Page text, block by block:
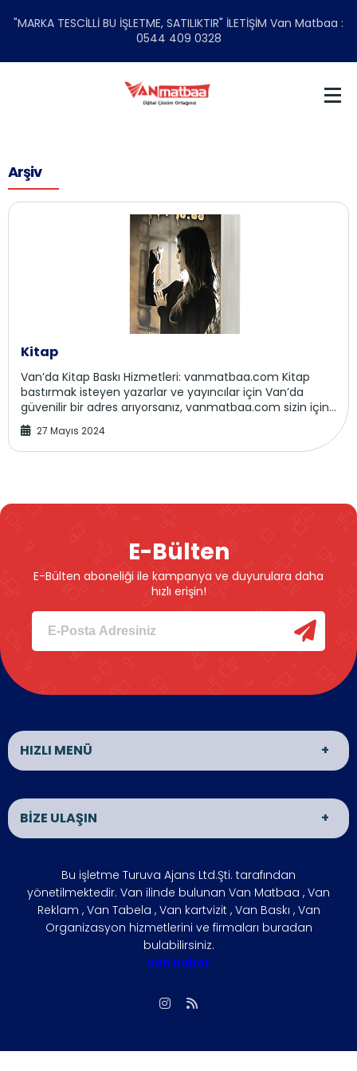
"MARKA TESCİLLİ BU İŞLETME, SATILIKTIR" İLETİŞİM Van Matbaa :
0544 409 0328
Arşiv
Kitap
Van’da Kitap Baskı Hizmetleri: vanmatbaa.com Kitap
bastırmak isteyen yazarlar ve yayıncılar için Van’da
güvenilir bir adres arıyorsanız, vanmatbaa.com sizin için
ideal bir çözüm sunuyor. V...
27 Mayıs 2024
E-Bülten
E-Bülten aboneliği ile kampanya ve duyurulara daha
hızlı erişin!
HIZLI MENÜ
Van Matbaa
Van Reklam
Van Organizasyon
İLETİŞİM
HAKKIMIZDA
VAN HABER
İŞLETMENİZİ
BÜYÜTÜN
ÇÖZÜM
ORTAKLARIMIZ
FOTO GALERİ
SIKÇA
BİZE ULAŞIN
ADRES
VAN
ÇALIŞMA SAATLERİ
Hafta içi : 09:00 - 18:00
Bu işletme Turuva Ajans Ltd.Şti. tarafından
yönetilmektedir. Van ilinde bulunan Van Matbaa , Van
Reklam , Van Tabela , Van kartvizit , Van Baskı , Van
Organizasyon hizmetlerini ve firmaları buradan
bulabilirsiniz.
van haber